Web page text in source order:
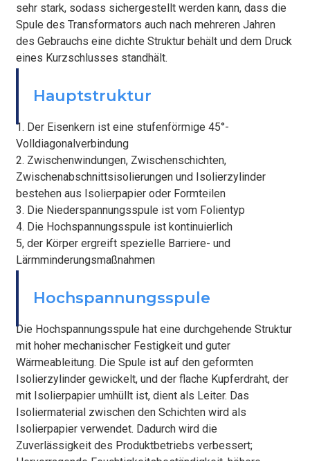
sehr stark, sodass sichergestellt werden kann, dass die
Spule des Transformators auch nach mehreren Jahren
des Gebrauchs eine dichte Struktur behält und dem Druck
eines Kurzschlusses standhält.
Hauptstruktur
1. Der Eisenkern ist eine stufenförmige 45°-
Volldiagonalverbindung
2. Zwischenwindungen, Zwischenschichten,
Zwischenabschnittsisolierungen und Isolierzylinder
bestehen aus Isolierpapier oder Formteilen
3. Die Niederspannungsspule ist vom Folientyp
4. Die Hochspannungsspule ist kontinuierlich
5, der Körper ergreift spezielle Barriere- und
Lärmminderungsmaßnahmen
Hochspannungsspule
Die Hochspannungsspule hat eine durchgehende Struktur
mit hoher mechanischer Festigkeit und guter
Wärmeableitung. Die Spule ist auf den geformten
Isolierzylinder gewickelt, und der flache Kupferdraht, der
mit Isolierpapier umhüllt ist, dient als Leiter. Das
Isoliermaterial zwischen den Schichten wird als
Isolierpapier verwendet. Dadurch wird die
Zuverlässigkeit des Produktbetriebs verbessert;